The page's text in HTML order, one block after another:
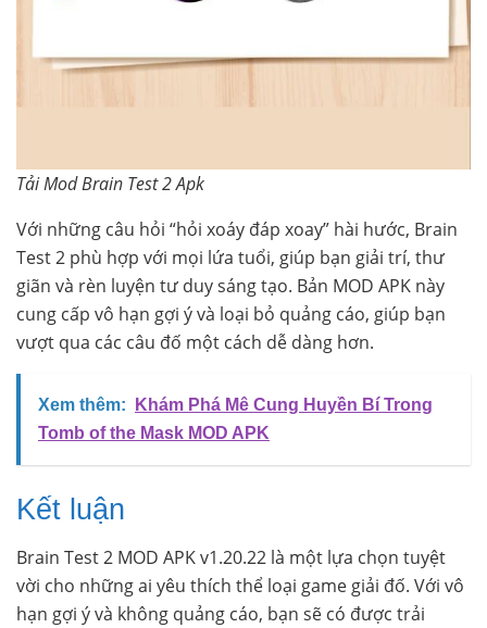
Tải Mod Brain Test 2 Apk
Với những câu hỏi “hỏi xoáy đáp xoay” hài hước, Brain
Test 2 phù hợp với mọi lứa tuổi, giúp bạn giải trí, thư
giãn và rèn luyện tư duy sáng tạo. Bản MOD APK này
cung cấp vô hạn gợi ý và loại bỏ quảng cáo, giúp bạn
vượt qua các câu đố một cách dễ dàng hơn.
Xem thêm:
Khám Phá Mê Cung Huyền Bí Trong
Tomb of the Mask MOD APK
Kết luận
Brain Test 2 MOD APK v1.20.22 là một lựa chọn tuyệt
vời cho những ai yêu thích thể loại game giải đố. Với vô
hạn gợi ý và không quảng cáo, bạn sẽ có được trải